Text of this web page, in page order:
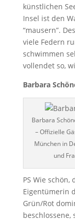
künstlichen
Insel ist den
“mausern”.
viele Federn
schwimmen
vollendet so,
Barbara
Barbara
– Offizielle
München in
und
PS Wie schön,
Eigentümerin
Grün/Rot
beschlossene,